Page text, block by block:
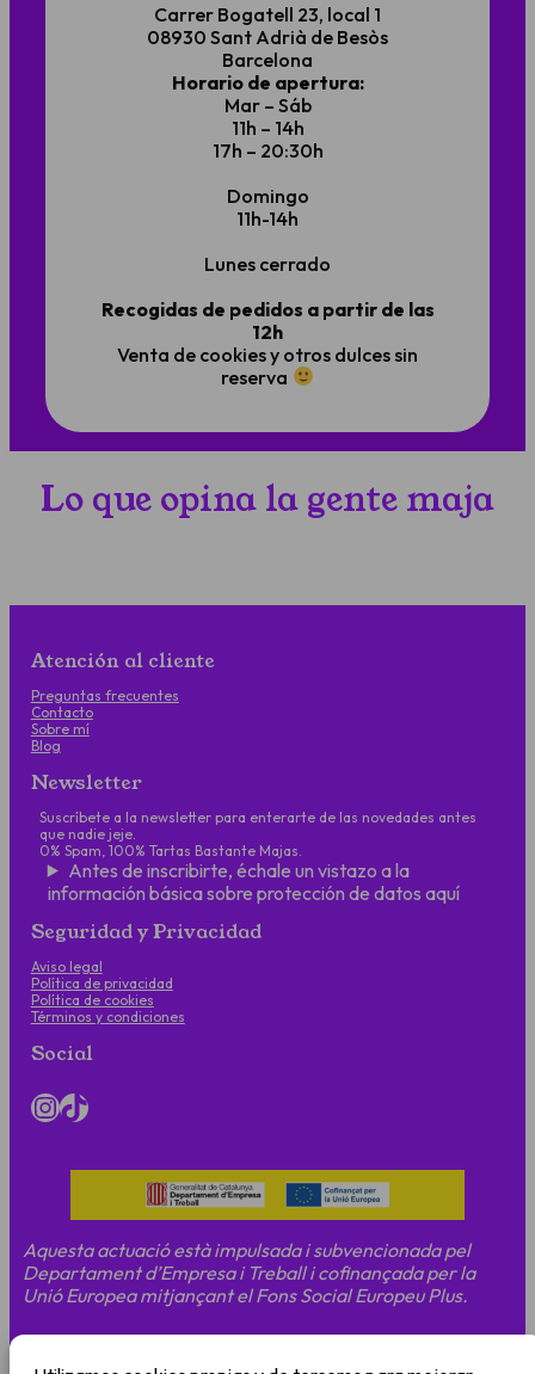
Carrer Bogatell 23, local 1
08930 Sant Adrià de Besòs
Barcelona
Horario de apertura:
Mar – Sáb
11h – 14h
17h – 20:30h
Domingo
11h-14h
Lunes cerrado
Recogidas de pedidos a partir de las
12h
Venta de cookies y otros dulces sin
reserva
Lo que opina la gente maja
Atención al cliente
Preguntas frecuentes
Contacto
Sobre mí
Blog
Newsletter
Suscríbete a la newsletter para enterarte de las novedades antes
que nadie jeje.
0% Spam, 100% Tartas Bastante Majas.
Antes de inscribirte, échale un vistazo a la
información básica sobre protección de datos aquí
Seguridad y Privacidad
Aviso legal
Política de privacidad
Política de cookies
Términos y condiciones
Social
Instagram
TikTok
Aquesta actuació està impulsada i subvencionada pel
Departament d’Empresa i Treball i cofinançada per la
Unió Europea mitjançant el Fons Social Europeu Plus.
© 2025 Tartas Bastante Majas